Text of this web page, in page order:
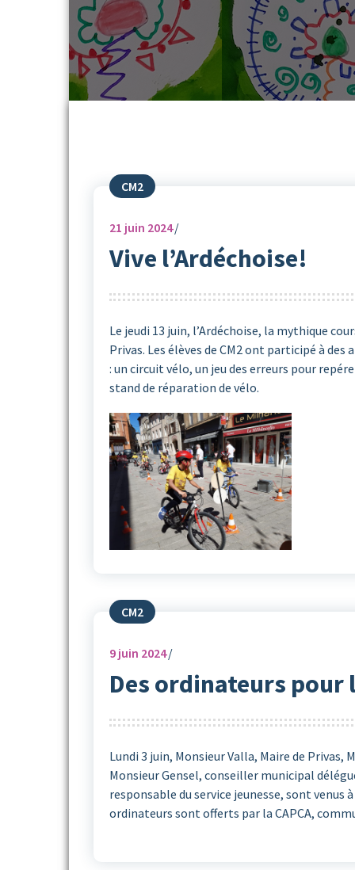
CM2
21 juin 2024
Vive l’Ardéchoise!
Le jeudi 13 juin, l’Ardéchoise, la mythique
Privas. Les élèves de CM2 ont participé à
: un circuit vélo, un jeu des erreurs pour
stand de réparation de vélo.
CM2
9 juin 2024
Des ordinateurs pour
Lundi 3 juin, Monsieur Valla, Maire de Privas,
Monsieur Gensel, conseiller municipal
responsable du service jeunesse, sont venus
ordinateurs sont offerts par la CAPCA,